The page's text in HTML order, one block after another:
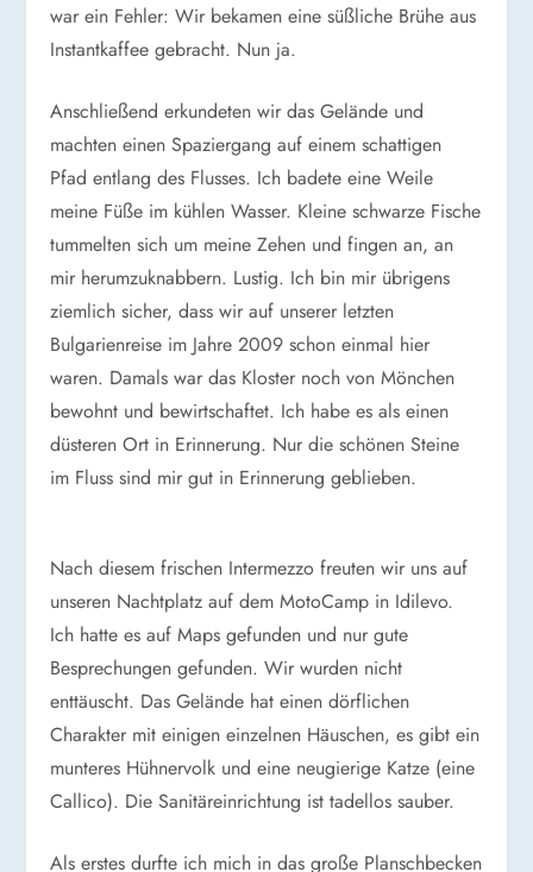
war ein Fehler: Wir bekamen eine süßliche Brühe aus
Instantkaffee gebracht. Nun ja.
Anschließend erkundeten wir das Gelände und
machten einen Spaziergang auf einem schattigen
Pfad entlang des Flusses. Ich badete eine Weile
meine Füße im kühlen Wasser. Kleine schwarze Fische
tummelten sich um meine Zehen und fingen an, an
mir herumzuknabbern. Lustig. Ich bin mir übrigens
ziemlich sicher, dass wir auf unserer letzten
Bulgarienreise im Jahre 2009 schon einmal hier
waren. Damals war das Kloster noch von Mönchen
bewohnt und bewirtschaftet. Ich habe es als einen
düsteren Ort in Erinnerung. Nur die schönen Steine
im Fluss sind mir gut in Erinnerung geblieben.
Nach diesem frischen Intermezzo freuten wir uns auf
unseren Nachtplatz auf dem MotoCamp in Idilevo.
Ich hatte es auf Maps gefunden und nur gute
Besprechungen gefunden. Wir wurden nicht
enttäuscht. Das Gelände hat einen dörflichen
Charakter mit einigen einzelnen Häuschen, es gibt ein
munteres Hühnervolk und eine neugierige Katze (eine
Callico). Die Sanitäreinrichtung ist tadellos sauber.
Als erstes durfte ich mich in das große Planschbecken